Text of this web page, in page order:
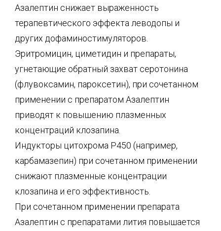
Азалептин снижает выраженность
терапевтического эффекта леводопы и
других дофаминостимуляторов.
Эритромицин, циметидин и препараты,
угнетающие обратный захват серотонина
(флувоксамин, пароксетин), при сочетанном
применении с препаратом Азалептин
приводят к повышению плазменных
концентраций клозапина.
Индукторы цитохрома Р450 (например,
карбамазепин) при сочетанном применении
снижают плазменные концентрации
клозапина и его эффективность.
При сочетанном применении препарата
Азалептин с препаратами лития повышается